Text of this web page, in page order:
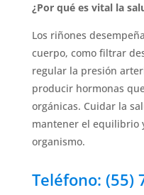
¿Por qué es vital la
Los riñones
cuerpo, como filtrar
regular la presión
producir hormonas
orgánicas. Cuidar la
mantener el equilibrio
organismo.
Teléfono: (55)